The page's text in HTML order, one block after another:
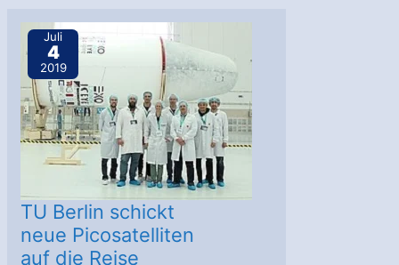
hat
Deal
mit
Exolaunch
Juli
4
2019
TU Berlin schickt
neue Picosatelliten
auf die Reise